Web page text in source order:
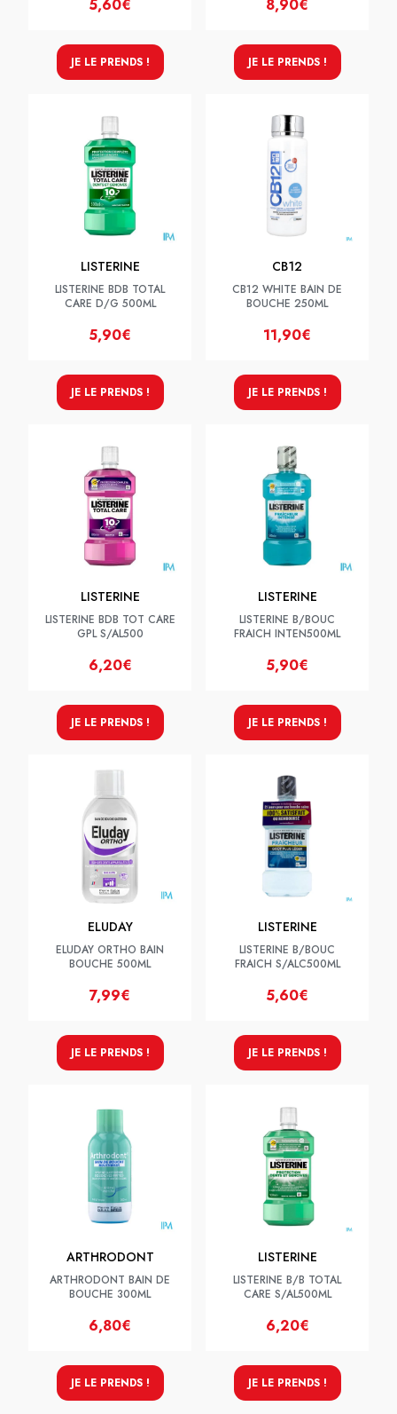
5,60€
JE LE PRENDS !
8,90€
JE LE PRENDS !
LISTERINE
LISTERINE BDB TOTAL
CARE D/G 500ML
5,90€
JE LE PRENDS !
CB12
CB12 WHITE BAIN DE
BOUCHE 250ML
11,90€
JE LE PRENDS !
LISTERINE
LISTERINE BDB TOT CARE
GPL S/AL500
6,20€
JE LE PRENDS !
LISTERINE
LISTERINE B/BOUC
FRAICH INTEN500ML
5,90€
JE LE PRENDS !
ELUDAY
ELUDAY ORTHO BAIN
BOUCHE 500ML
7,99€
JE LE PRENDS !
LISTERINE
LISTERINE B/BOUC
FRAICH S/ALC500ML
5,60€
JE LE PRENDS !
ARTHRODONT
ARTHRODONT BAIN DE
BOUCHE 300ML
6,80€
JE LE PRENDS !
LISTERINE
LISTERINE B/B TOTAL
CARE S/AL500ML
6,20€
JE LE PRENDS !